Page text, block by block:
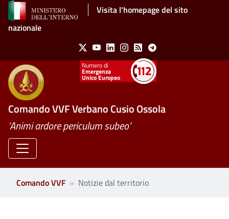
Salta al contenuto principaleVisita l'homepage del sito
nazionale
Social Menu
X YoutubeLinkedinInstagram
Feed Telegram
Emergenza
Unico Europeo
Comando VVF Verbano Cusio Ossola
’Animi ardore periculum subeo’
Comando VVF Notizie dal territorio